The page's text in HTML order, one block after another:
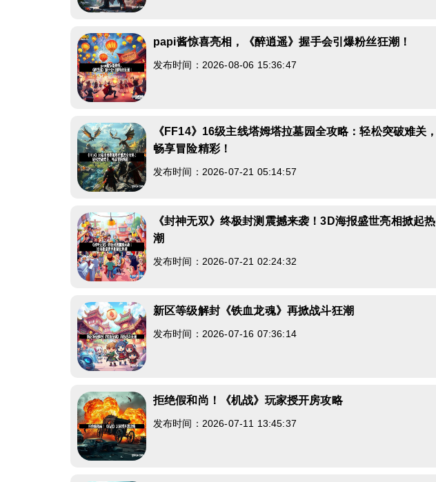
papi酱惊喜亮相，《醉逍遥》握手会引爆粉丝狂潮！
发布时间：2026-08-06 15:36:47
《FF14》16级主线塔姆塔拉墓园全攻略：轻松突破难关，
畅享冒险精彩！
发布时间：2026-07-21 05:14:57
《封神无双》终极封测震撼来袭！3D海报盛世亮相掀起热
潮
发布时间：2026-07-21 02:24:32
新区等级解封《铁血龙魂》再掀战斗狂潮
发布时间：2026-07-16 07:36:14
拒绝假和尚！《机战》玩家授开房攻略
发布时间：2026-07-11 13:45:37